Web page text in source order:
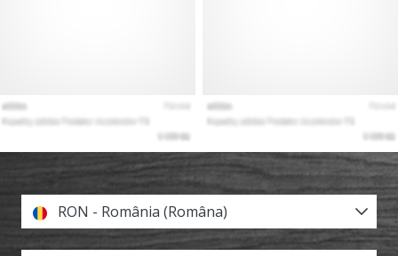
RON - România (Româna)